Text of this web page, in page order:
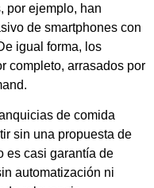
por ejemplo, han
de smartphones con
igual forma, los
completo, arrasados por
de comida
sin una propuesta de
es casi garantía de
automatización ni